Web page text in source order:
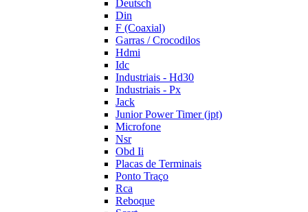
Deutsch
Din
F (Coaxial)
Garras / Crocodilos
Hdmi
Idc
Industriais - Hd30
Industriais - Px
Jack
Junior Power Timer (jpt)
Microfone
Nsr
Obd Ii
Placas de Terminais
Ponto Traço
Rca
Reboque